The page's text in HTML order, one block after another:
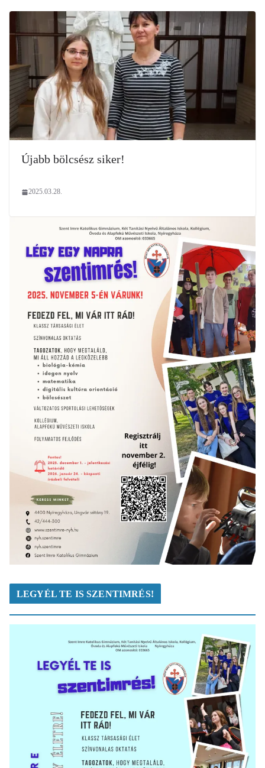
Újabb bölcsész siker!
2025.03.28.
LEGYÉL TE IS SZENTIMRÉS!